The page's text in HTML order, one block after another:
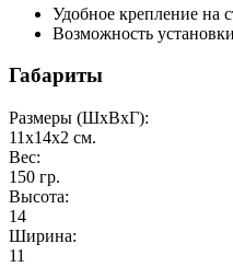
Удобное крепление на
Возможность
Габариты
Размеры (ШxВxГ):
11x14x2 см.
Вес:
150 гр.
Высота:
14
Ширина:
11